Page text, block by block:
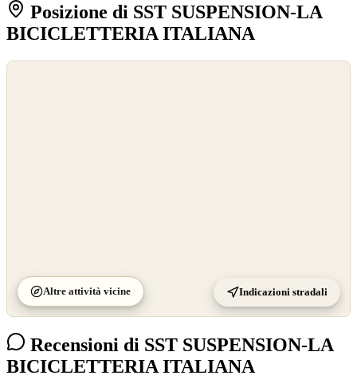
Posizione di SST SUSPENSION-LA
BICICLETTERIA ITALIANA
Altre attività vicine Indicazioni stradali
Recensioni di SST SUSPENSION-LA
BICICLETTERIA ITALIANA